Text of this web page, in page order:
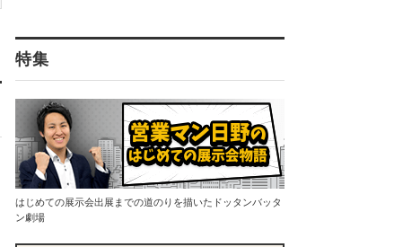
特集
はじめての展示会出展までの道のりを描いたドッタンバッタ
ン劇場